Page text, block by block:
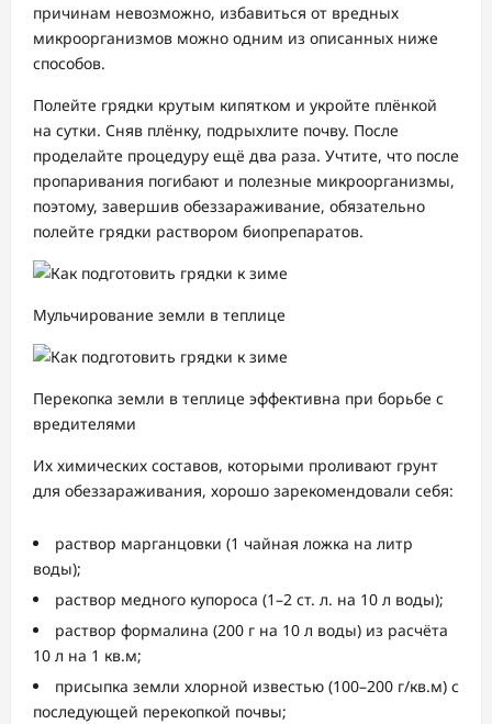
причинам невозможно, избавиться от вредных
микроорганизмов можно одним из описанных ниже
способов.
Полейте грядки крутым кипятком и укройте плёнкой
на сутки. Сняв плёнку, подрыхлите почву. После
проделайте процедуру ещё два раза. Учтите, что после
пропаривания погибают и полезные микроорганизмы,
поэтому, завершив обеззараживание, обязательно
полейте грядки раствором биопрепаратов.
Мульчирование земли в теплице
Перекопка земли в теплице эффективна при борьбе с
вредителями
Их химических составов, которыми проливают грунт
для обеззараживания, хорошо зарекомендовали себя:
раствор марганцовки (1 чайная ложка на литр
воды);
раствор медного купороса (1–2 ст. л. на 10 л воды);
раствор формалина (200 г на 10 л воды) из расчёта
10 л на 1 кв.м;
присыпка земли хлорной известью (100–200 г/кв.м) с
последующей перекопкой почвы;